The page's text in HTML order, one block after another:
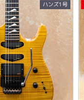
ハンズ1号